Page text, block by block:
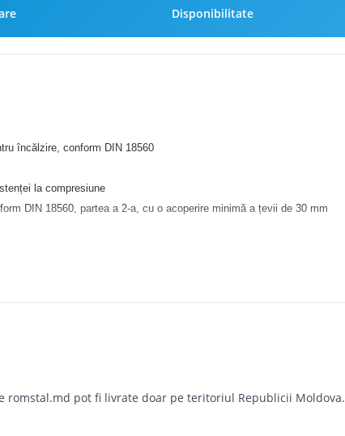
Disponibilitate
încălzire, conform DIN 18560
la compresiune
DIN 18560, partea a 2-a, cu o acoperire minimă a țevii de 30 mm
pot fi livrate doar pe teritoriul Republicii Moldova.